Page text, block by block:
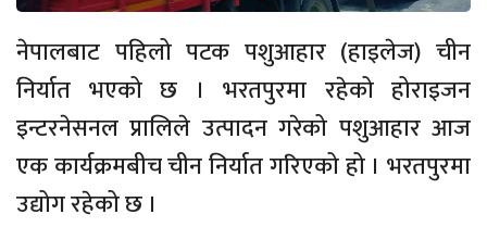
नेपालबाट पहिलो पटक पशुआहार (हाइलेज) चीन
निर्यात भएको छ । भरतपुरमा रहेको होराइजन
इन्टरनेसनल प्रालिले उत्पादन गरेको पशुआहार आज
एक कार्यक्रमबीच चीन निर्यात गरिएको हो । भरतपुरमा
उद्योग रहेको छ ।